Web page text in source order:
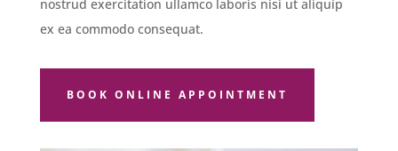
nostrud exercitation ullamco laboris nisi ut aliquip
ex ea commodo consequat.
BOOK ONLINE APPOINTMENT